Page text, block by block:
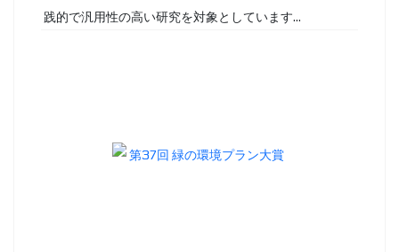
践的で汎用性の高い研究を対象としています...